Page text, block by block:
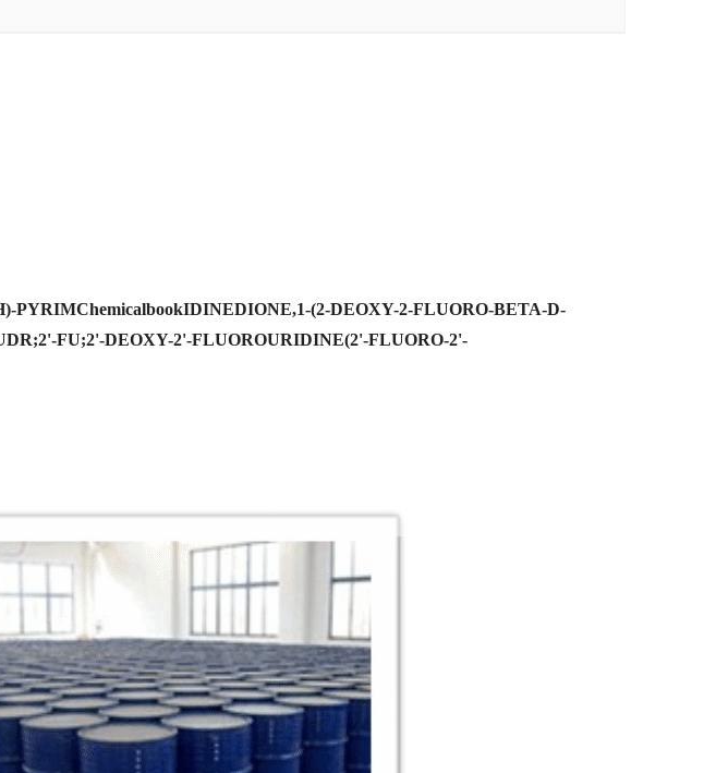
PYRIMChemicalbookIDINEDIONE,1-(2-DEOXY-2-FLUORO-BETA-D-
FU;2'-DEOXY-2'-FLUOROURIDINE(2'-FLUORO-2'-